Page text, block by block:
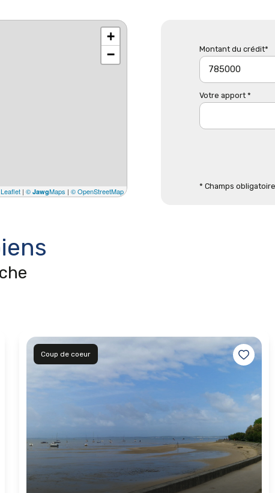
+
−
Leaflet | © JawgMaps | © OpenStreetMap
Montant du crédit*
Votre apport *
* Champs
Coup de coeur